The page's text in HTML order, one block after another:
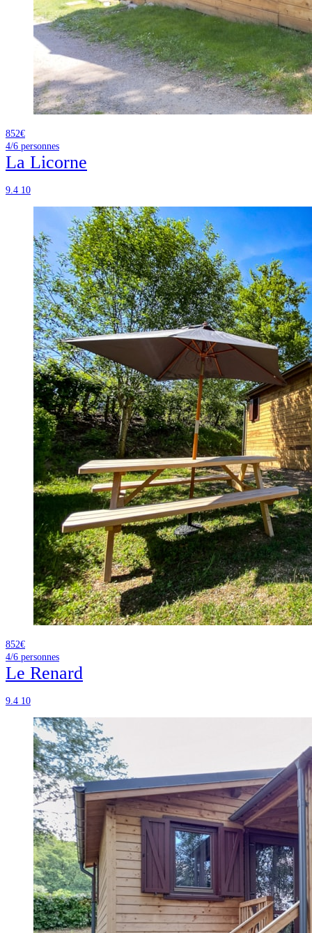
852€
4/6 personnes
La Licorne
9.4 10
852€
4/6 personnes
Le Renard
9.4 10